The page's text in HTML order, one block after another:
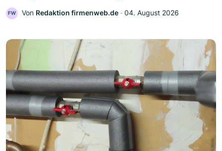
FW Von Redaktion firmenweb.de ‧ 04. August 2026